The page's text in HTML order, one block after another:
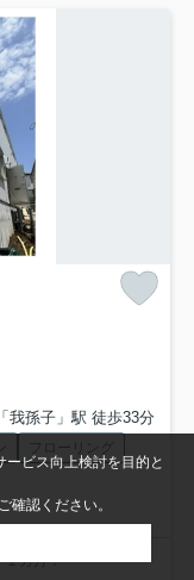
我孫子」駅 徒歩33分
フローリング
１カ月！
ビス向上検討を目的と
確認ください。